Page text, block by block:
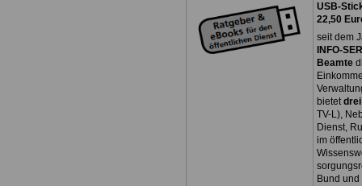
USB-
22,50
seit dem
INFO-
Beamte
bietet
TV-L),
Dienst,
im
Bund